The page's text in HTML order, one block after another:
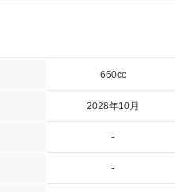
660cc
2028年10月
-
-